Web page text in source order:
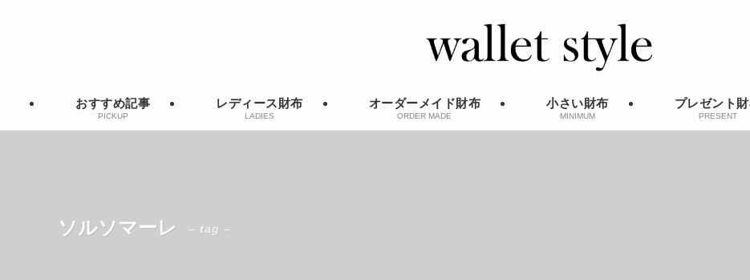
おすすめ記事
PICKUP
レディース財布
LADIES
オーダーメイド財布
ORDER MADE
小さい財布
MINIMUM
プレゼント
PRESENT
ソルソマーレ – tag –